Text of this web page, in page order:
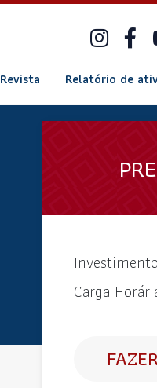
Revista Relatório de
Carga